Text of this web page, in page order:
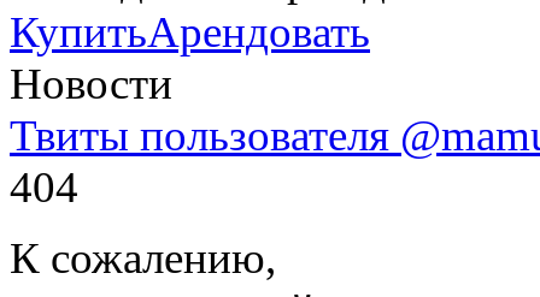
КупитьАрендовать
Новости
Твиты пользователя
404
К сожалению,